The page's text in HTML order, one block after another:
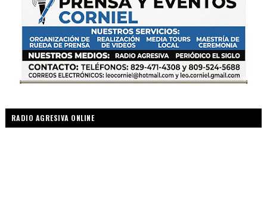
RADIO AGRESIVA ONLINE